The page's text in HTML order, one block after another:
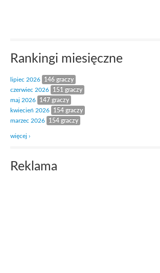
Rankingi miesięczne
lipiec 2026
146 graczy
czerwiec 2026
151 graczy
maj 2026
147 graczy
kwiecień 2026
154 graczy
marzec 2026
154 graczy
więcej ›
Reklama